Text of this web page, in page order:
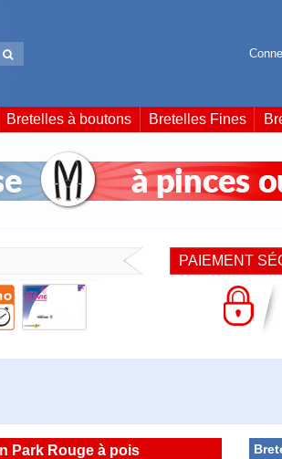
Bretelles à boutons Bretelles Fines
PAIEMENT
Park Rouge à pois